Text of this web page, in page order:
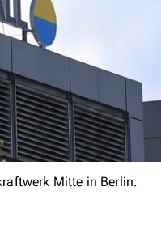
Mitte in Berlin.